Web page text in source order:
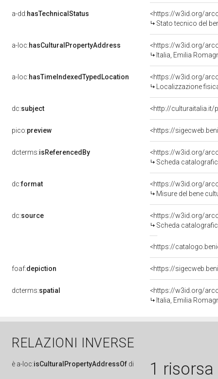
a-dd:hasTechnicalStatus
<https://w3id.org/
Stato tecnico del
a-loc:hasCulturalPropertyAddress
<https://w3id.org/
Italia, Emilia
a-loc:hasTimeIndexedTypedLocation
<https://w3id.org/
Localizzazione
dc:subject <http://culturaitalia.it/
pico:preview <https://
dcterms:isReferencedBy
<https://w3id.org/
Scheda
dc:format
<https://w3id.org/
Misure del bene
dc:source
<https://w3id.org/
Scheda
<https://
foaf:depiction <https://
dcterms:spatial
<https://w3id.org/
Italia, Emilia
RELAZIONI INVERSE
è a-loc:isCulturalPropertyAddressOf di 1 risorsa